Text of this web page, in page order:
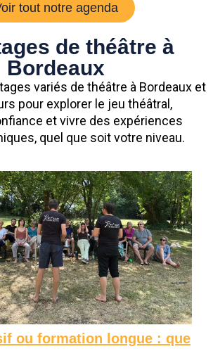
tout notre agenda
de théâtre à
Bordeaux
variés de théâtre à Bordeaux et
pour explorer le jeu théâtral,
et vivre des expériences
quel que soit votre niveau.
ou formation longue : que